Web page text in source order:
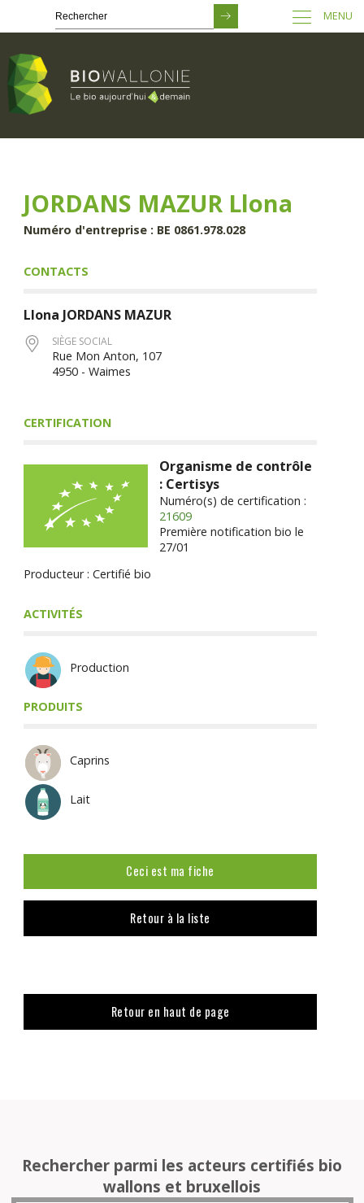
principal
MENU
JORDANS MAZUR Llona
Numéro d'entreprise : BE 0861.978.028
CONTACTS
Llona JORDANS MAZUR
SIÈGE SOCIAL
Rue Mon Anton, 107
4950 - Waimes
CERTIFICATION
Organisme de contrôle
: Certisys
Numéro(s) de certification :
21609
Première notification bio le
27/01
Producteur : Certifié bio
ACTIVITÉS
Production
PRODUITS
Caprins
Lait
Ceci est ma fiche
Retour à la liste
Retour en haut de page
Rechercher parmi les acteurs certifiés bio
wallons et bruxellois